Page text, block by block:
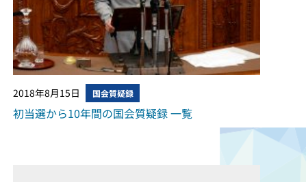
2018年8月15日 国会質疑録
初当選から10年間の国会質疑録 一覧